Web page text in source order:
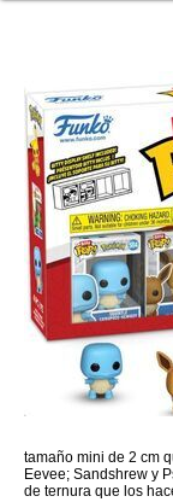
tamaño mini de 2 cm
Eevee; Sandshrew y
de ternura que los